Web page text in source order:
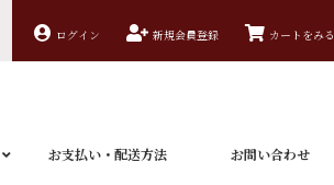
ログイン 新規会員登録 カートをみる
お支払い・配送方法 お問い合わせ